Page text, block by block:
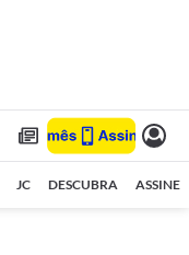
JC DESCUBRA ASSINE